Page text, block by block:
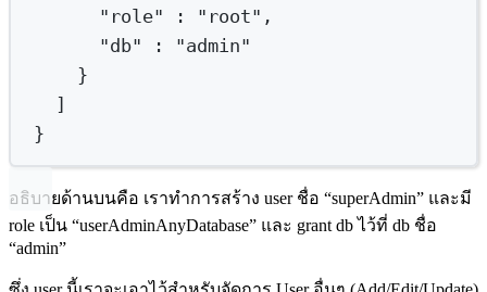
"role"
:
"root",
"db"
:
"admin"
}
]
}
อธิบายด้านบนคือ เราทำการสร้าง user ชื่อ “superAdmin” และมี
role เป็น “userAdminAnyDatabase” และ grant db ไว้ที่ db ชื่อ
“admin”